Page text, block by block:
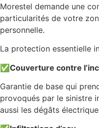
Morestel demande une
particularités de votre
personnelle.
La protection essentielle
✅Couverture contre
Garantie de base qui
provoqués par le sinistre
aussi les dégâts